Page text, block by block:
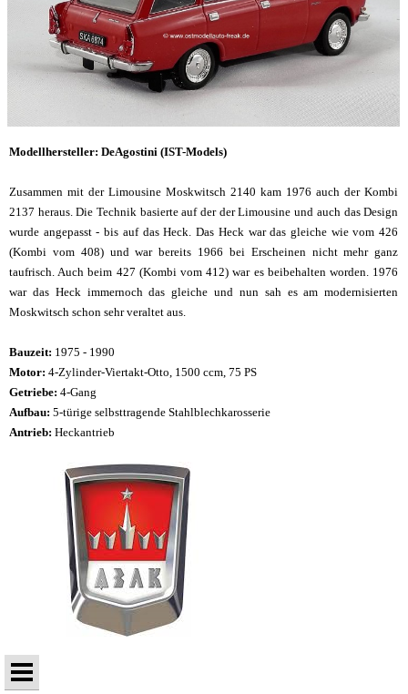
Modellhersteller: DeAgostini (IST-Models)
Zusammen mit der Limousine Moskwitsch 2140 kam 1976 auch der Kombi
2137 heraus. Die Technik basierte auf der der Limousine und auch das Design
wurde angepasst - bis auf das Heck. Das Heck war das gleiche wie vom 426
(Kombi vom 408) und war bereits 1966 bei Erscheinen nicht mehr ganz
taufrisch. Auch beim 427 (Kombi vom 412) war es beibehalten worden. 1976
war das Heck immernoch das gleiche und nun sah es am modernisierten
Moskwitsch schon sehr veraltet aus.
Bauzeit: 1975 - 1990
Motor: 4-Zylinder-Viertakt-Otto, 1500 ccm, 75 PS
Getriebe: 4-Gang
Aufbau: 5-türige selbsttragende Stahlblechkarosserie
Antrieb: Heckantrieb